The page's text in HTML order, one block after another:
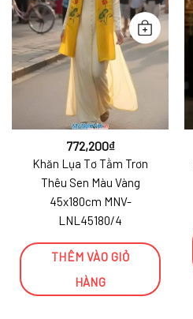
772,200₫
Khăn Lụa Tơ Tằm Trơn
Thêu Sen Màu Vàng
45x180cm MNV-
LNL45180/4
THÊM VÀO GIỎ
HÀNG